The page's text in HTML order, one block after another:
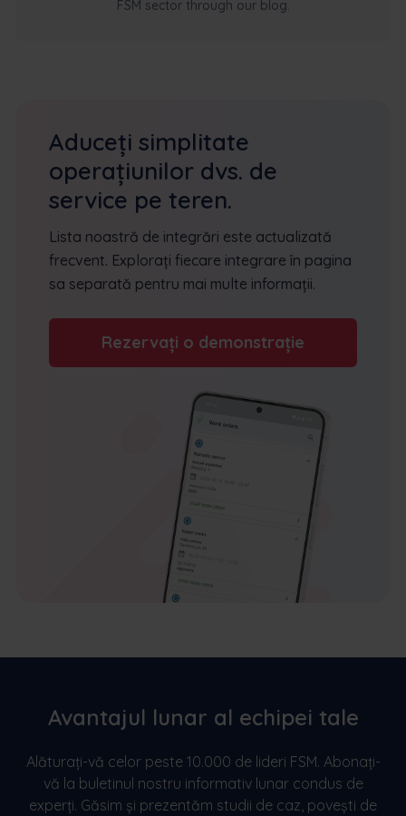
FSM sector through our blog.
Aduceți simplitate
operațiunilor dvs. de
service pe teren.
Lista noastră de integrări este actualizată
frecvent. Explorați fiecare integrare în pagina
sa separată pentru mai multe informații.
Rezervați o demonstrație
Avantajul lunar al echipei tale
Alăturați-vă celor peste 10.000 de lideri FSM. Abonați-
vă la buletinul nostru informativ lunar condus de
experți. Găsim și prezentăm studii de caz, povești de